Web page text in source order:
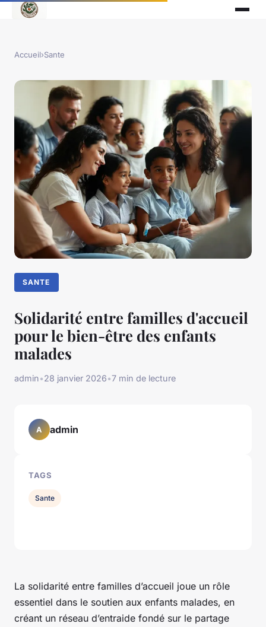
Accueil›Sante
SANTE
Solidarité entre familles d'accueil
pour le bien-être des enfants
malades
admin•28 janvier 2026•7 min de lecture
La solidarité entre familles d’accueil joue un rôle
essentiel dans le soutien aux enfants malades, en
créant un réseau d’entraide fondé sur le partage
A admin
TAGS
Sante